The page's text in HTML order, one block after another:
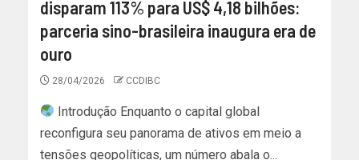
disparam 113% para US$ 4,18 bilhões:
parceria sino-brasileira inaugura era de
ouro
28/04/2026 CCDIBC
Introdução Enquanto o capital global
reconfigura seu panorama de ativos em meio a
tensões geopolíticas, um número abala o...